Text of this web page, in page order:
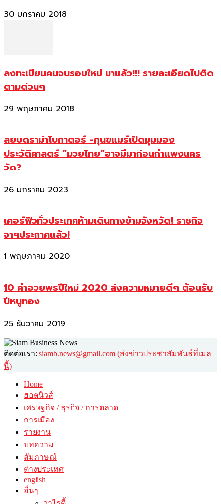
30 มกราคม 2018
ลงทะเบียนคนจนรอบใหม่ มาแล้ว!!! รายละเอียดไปติด
ตามด่วนๆ
29 พฤษภาคม 2018
สยบดราม่าโบกาตอร์ -กุนขแมร์เปิดมุมมอง
ประวัติศาสตร์ “มวยไทย”อาจมีมาก่อนกำแพงนคร
วัด?
26 มกราคม 2023
เคอร์ฟิวทั่วประเทศห้ามเดินทางข้ามจังหวัด! ราชกิจ
จาฯประกาศแล้ว!
1 พฤษภาคม 2020
10 คำอวยพรปีใหม่ 2020 ส่งความหมายดีๆ ต้อนรับ
ปีหนูทอง
25 ธันวาคม 2019
ติดต่อเรา: siamb.news@gmail.com (ส่งข่าวประชาสัมพันธ์ที่เมล
นี้)
Home
ฮอตนิวส์
เศรษฐกิจ / ธุรกิจ / การตลาด
การเมือง
รายงาน
บทความ
สัมภาษณ์
ต่างประเทศ
english
อื่นๆ